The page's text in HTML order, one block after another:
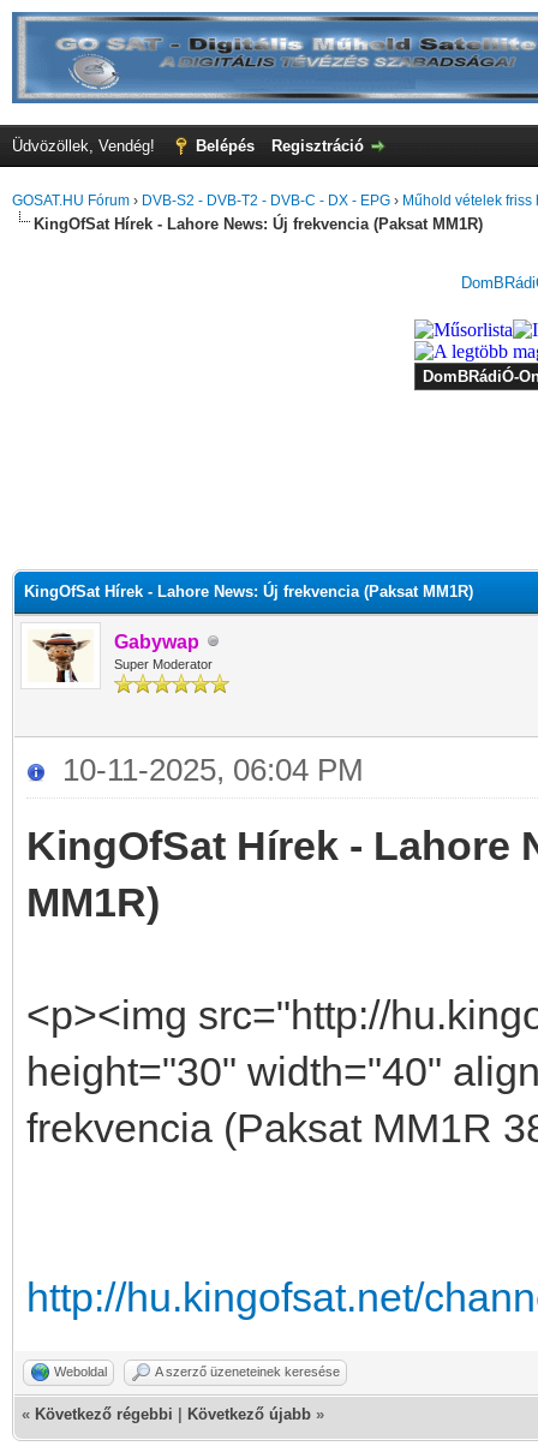
Üdvözöllek, Vendég! Belépés Regisztráció
GOSAT.HU Fórum › DVB-S2 - DVB-T2 - DVB-C - DX - EPG › Műhold vételek friss
KingOfSat Hírek - Lahore News: Új frekvencia (Paksat MM1R)
KingOfSat Hírek - Lahore News: Új frekvencia (Paksat MM1R)
Gabywap
Super Moderator
10-11-2025, 06:04 PM
KingOfSat Hírek - Lahore
MM1R)
<p><img src="http://
height="30" width="40"
frekvencia (Paksat MM1R
http://hu.kingofsat.net/
Weboldal A szerző üzeneteinek keresése
« Következő régebbi Következő újabb »